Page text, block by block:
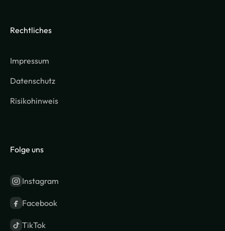
Rechtliches
Impressum
Datenschutz
Risikohinweis
Folge uns
Instagram
Facebook
TikTok